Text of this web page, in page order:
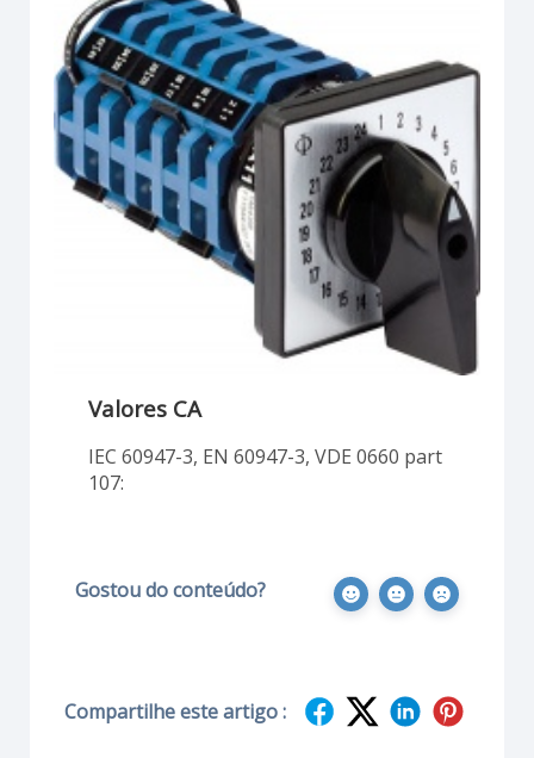
Valores CA
IEC 60947-3, EN 60947-3, VDE 0660 part
107:
Gostou do conteúdo?
Compartilhe este artigo :